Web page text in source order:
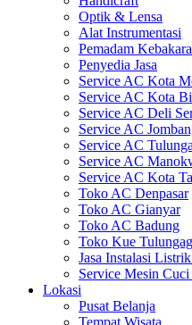
Optik & Lensa
Alat Instrumentasi
Pemadam
Penyedia Jasa
Service AC Kota
Service AC Kota
Service AC Deli
Service AC
Service AC
Service AC
Service AC Kota
Toko AC Denpasar
Toko AC Gianyar
Toko AC Badung
Toko Kue
Jasa Instalasi
Service Mesin Cuci
Lokasi
Pusat Belanja
Tempat Wisata